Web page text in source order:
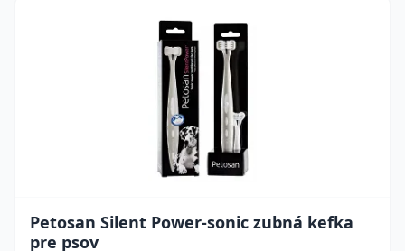
Petosan Silent Power-sonic zubná kefka
pre psov